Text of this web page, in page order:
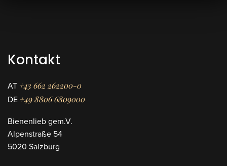
Kontakt
AT +43 662 262200-0
DE +49 8806 6809000
Bienenlieb gem.V.
Alpenstraße 54
5020 Salzburg